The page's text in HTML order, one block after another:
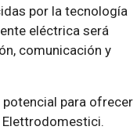
por la tecnología
eléctrica será
comunicación y
para ofrecer
Elettrodomestici.